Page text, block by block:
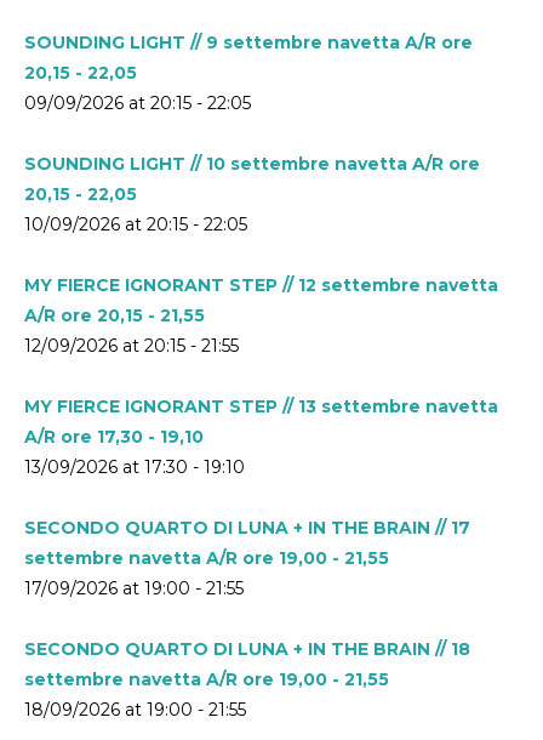
SOUNDING LIGHT // 9 settembre navetta A/R ore
20,15 - 22,05
09/09/2026 at 20:15 - 22:05
SOUNDING LIGHT // 10 settembre navetta A/R ore
20,15 - 22,05
10/09/2026 at 20:15 - 22:05
MY FIERCE IGNORANT STEP // 12 settembre navetta
A/R ore 20,15 - 21,55
12/09/2026 at 20:15 - 21:55
MY FIERCE IGNORANT STEP // 13 settembre navetta
A/R ore 17,30 - 19,10
13/09/2026 at 17:30 - 19:10
SECONDO QUARTO DI LUNA + IN THE BRAIN // 17
settembre navetta A/R ore 19,00 - 21,55
17/09/2026 at 19:00 - 21:55
SECONDO QUARTO DI LUNA + IN THE BRAIN // 18
settembre navetta A/R ore 19,00 - 21,55
18/09/2026 at 19:00 - 21:55